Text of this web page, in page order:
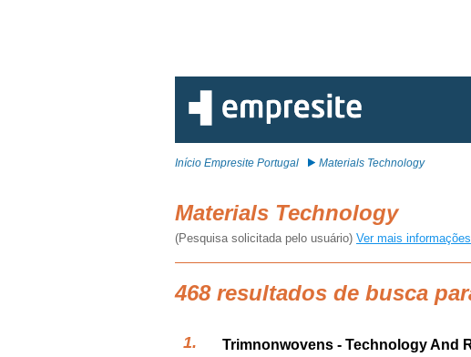
Início Empresite Portugal Materials Technology
Materials Technology
(Pesquisa solicitada pelo usuário) Ver mais informações
468 resultados de busca
Trimnonwovens - Technology And